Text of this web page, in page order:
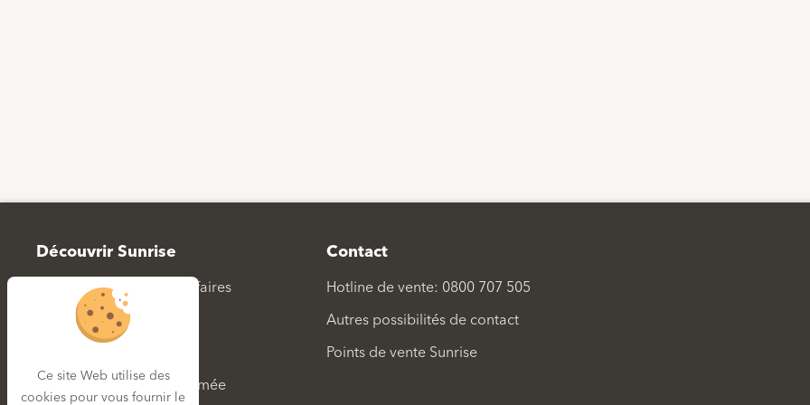
Ce site Web utilise des
cookies pour vous fournir le
Découvrir Sunrise
Promotions et bonnes affaires
Appareils
Télévision numérique primée
Contact
Hotline de vente: 0800 707 505
Autres possibilités de contact
Points de vente Sunrise